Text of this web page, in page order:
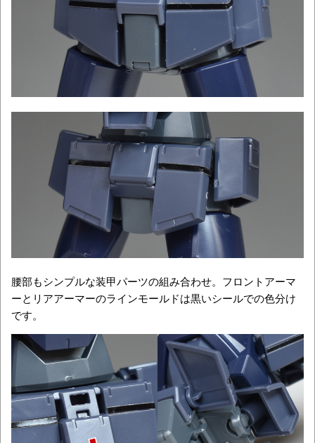
腰部もシンプルな装甲パーツの組み合わせ。フロントアーマ
ーとリアアーマーのラインモールドは黒いシールでの色分け
です。